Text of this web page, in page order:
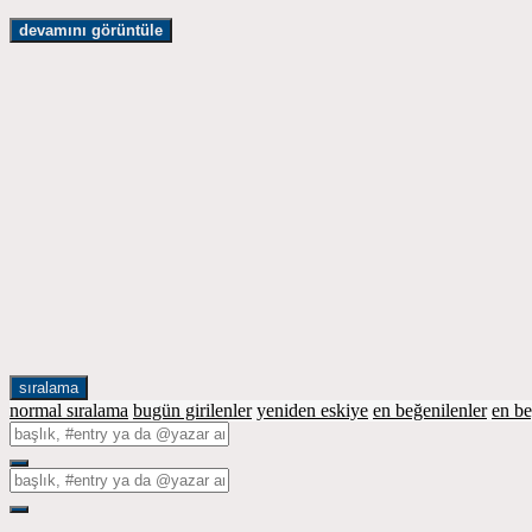
devamını görüntüle
sıralama
normal sıralama bugün girilenler yeniden eskiye en beğenilenler en